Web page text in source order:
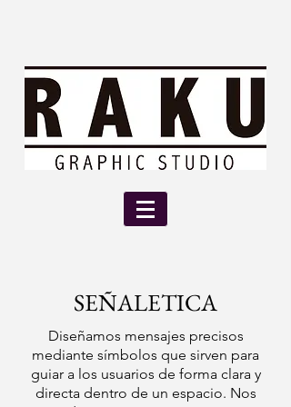
SEÑALETICA
Diseñamos mensajes precisos
mediante símbolos que sirven para
guiar a los usuarios de forma clara y
directa dentro de un espacio. Nos